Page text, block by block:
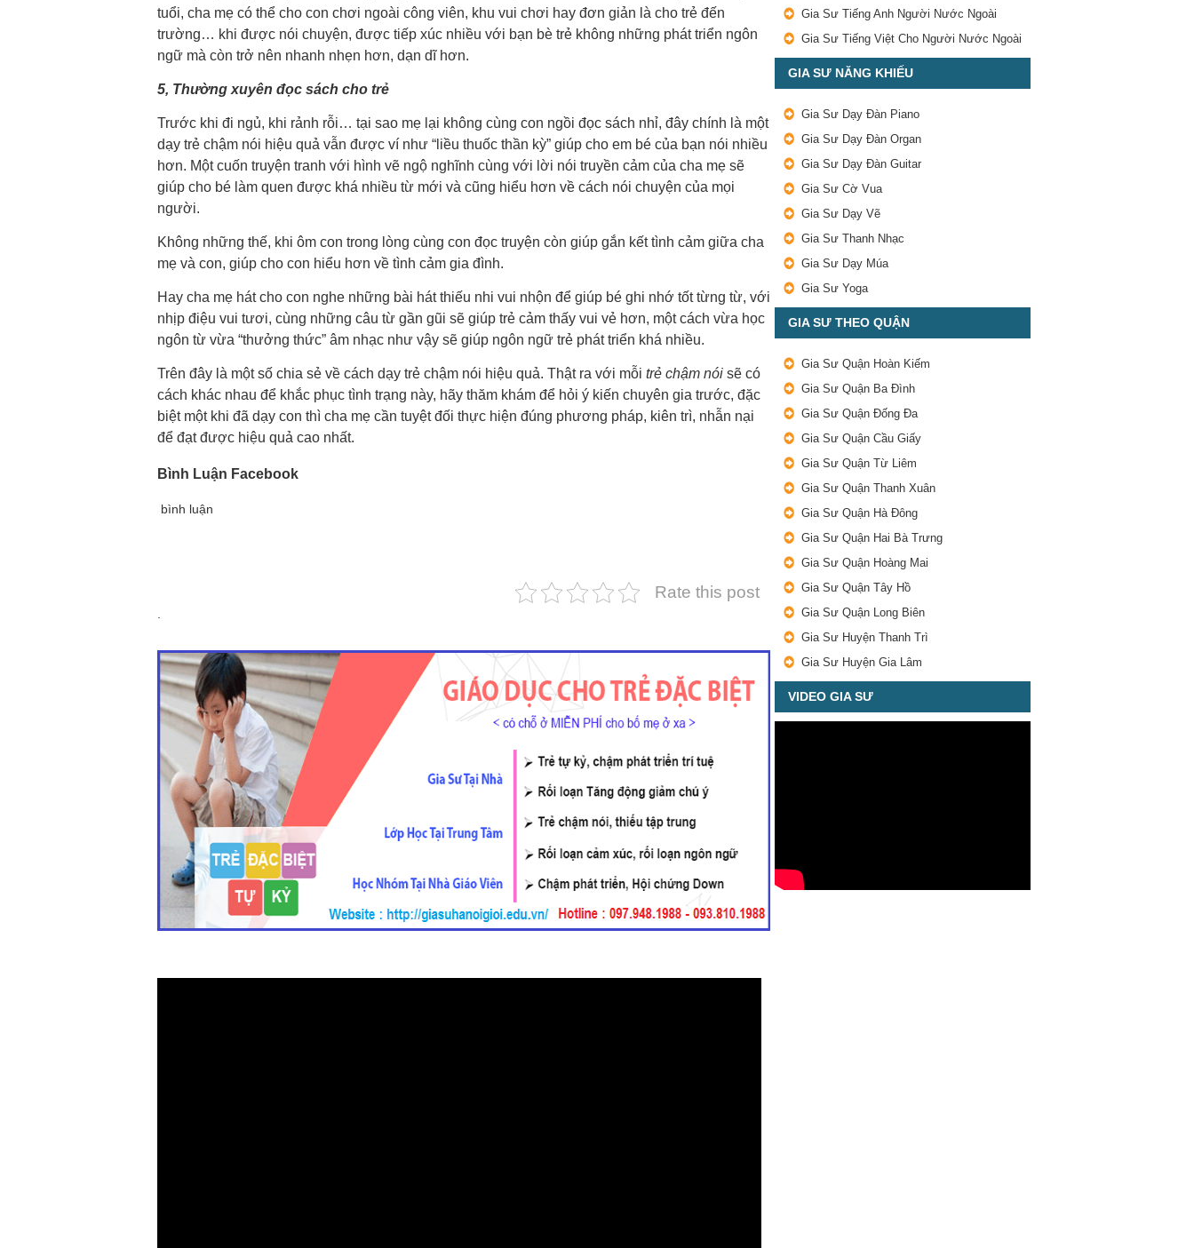
tuổi, cha mẹ có thể cho con chơi ngoài công viên, khu vui chơi hay đơn giản là cho trẻ đến
trường… khi được nói chuyện, được tiếp xúc nhiều với bạn bè trẻ không những phát triển ngôn
ngữ mà còn trở nên nhanh nhẹn hơn, dạn dĩ hơn.
5, Thường xuyên đọc sách cho trẻ
Trước khi đi ngủ, khi rảnh rỗi… tại sao mẹ lại không cùng con ngồi đọc sách nhỉ, đây chính là một
dạy trẻ chậm nói hiệu quả vẫn được ví như “liều thuốc thần kỳ” giúp cho em bé của bạn nói nhiều
hơn. Một cuốn truyện tranh với hình vẽ ngộ nghĩnh cùng với lời nói truyền cảm của cha mẹ sẽ
giúp cho bé làm quen được khá nhiều từ mới và cũng hiểu hơn về cách nói chuyện của mọi
người.
Không những thế, khi ôm con trong lòng cùng con đọc truyện còn giúp gắn kết tình cảm giữa cha
mẹ và con, giúp cho con hiểu hơn về tình cảm gia đình.
Hay cha mẹ hát cho con nghe những bài hát thiếu nhi vui nhộn để giúp bé ghi nhớ tốt từng từ, với
nhịp điệu vui tươi, cùng những câu từ gần gũi sẽ giúp trẻ cảm thấy vui vẻ hơn, một cách vừa học
ngôn từ vừa “thưởng thức” âm nhạc như vậy sẽ giúp ngôn ngữ trẻ phát triển khá nhiều.
Trên đây là một số chia sẻ về cách dạy trẻ chậm nói hiệu quả. Thật ra với mỗi trẻ chậm nói sẽ có
cách khác nhau để khắc phục tình trạng này, hãy thăm khám để hỏi ý kiến chuyên gia trước, đặc
biệt một khi đã dạy con thì cha mẹ cần tuyệt đối thực hiện đúng phương pháp, kiên trì, nhẫn nại
để đạt được hiệu quả cao nhất.
Bình Luận Facebook
bình luận
Rate this post
.
Gia Sư Tiếng Anh Người Nước Ngoài
Gia Sư Tiếng Việt Cho Người Nước Ngoài
GIA SƯ NĂNG KHIẾU
Gia Sư Dạy Đàn Piano
Gia Sư Dạy Đàn Organ
Gia Sư Dạy Đàn Guitar
Gia Sư Cờ Vua
Gia Sư Dạy Vẽ
Gia Sư Thanh Nhạc
Gia Sư Dạy Múa
Gia Sư Yoga
GIA SƯ THEO QUẬN
Gia Sư Quận Hoàn Kiếm
Gia Sư Quận Ba Đình
Gia Sư Quận Đống Đa
Gia Sư Quận Cầu Giấy
Gia Sư Quận Từ Liêm
Gia Sư Quận Thanh Xuân
Gia Sư Quận Hà Đông
Gia Sư Quận Hai Bà Trưng
Gia Sư Quận Hoàng Mai
Gia Sư Quận Tây Hồ
Gia Sư Quận Long Biên
Gia Sư Huyện Thanh Trì
Gia Sư Huyện Gia Lâm
VIDEO GIA SƯ